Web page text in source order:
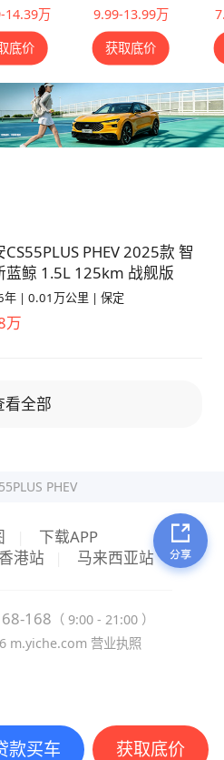
14.39万
底价
9.99-13.99万
获取底价
CS55PLUS PHEV 2025款 智
蓝鲸 1.5L 125km 战舰版
年 | 0.01万公里 | 保定
万
看全部
PHEV
下载APP
香港站 马来西亚站
168 （ 9:00 - 21:00 ）
m.yiche.com 营业执照
获取底价
款买车